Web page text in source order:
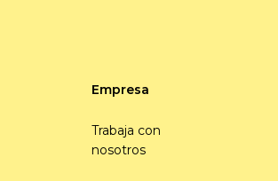
Empresa
Trabaja con
nosotros